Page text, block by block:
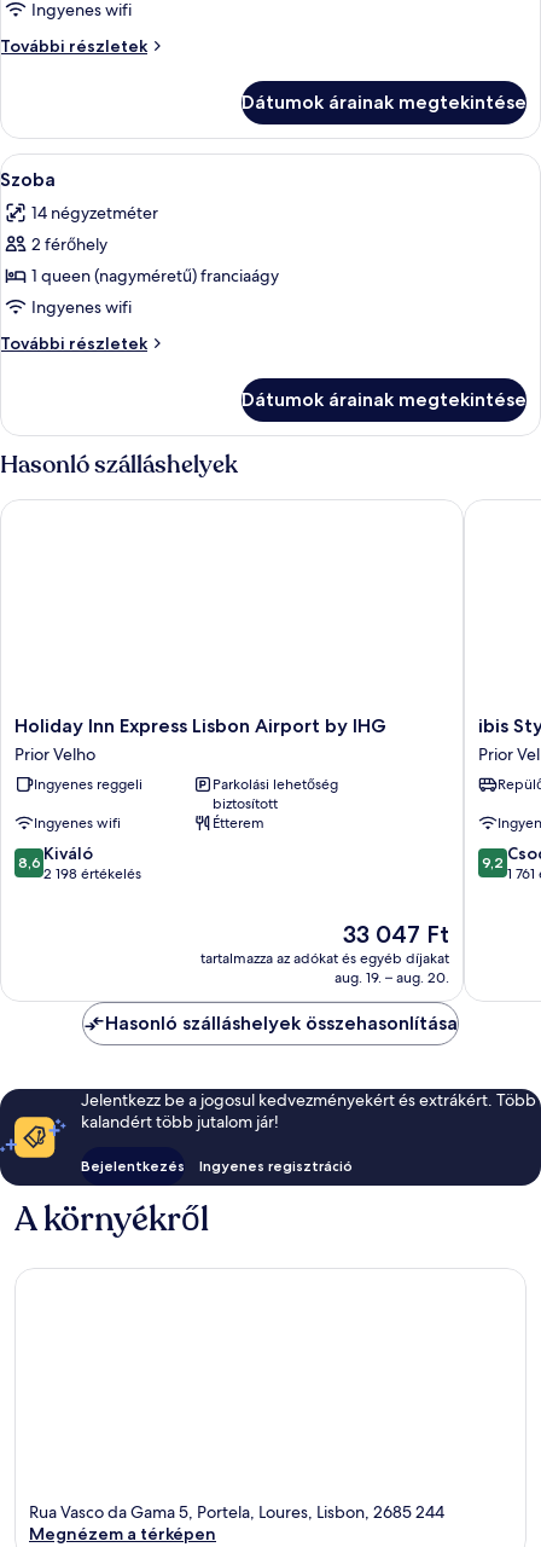
megtekintése:
Szoba
Ingyenes wifi
További részletek
Szoba
Dátumok árainak megtekintése
A
következő
szoba
összes
képének
megtekintése:
Szoba
Minibár, széf a szobában,
2
Szoba
14 négyzetméter
2 férőhely
1 queen (nagyméretű) franciaágy
Ingyenes wifi
További részletek
Szoba
Dátumok árainak megtekintése
Hasonló szálláshelyek
Holiday
Inn
Express
Lisbon
by
IHG
Prior
Holiday Inn Express Lisbon Airport by IHG
Prior Velho
Ingyenes reggeli
Parkolási lehetőség
biztosított
Ingyenes wifi
Étterem
8.6
ennyiből:
8,6 Kiváló
2 198 értékelés
Az
ár
33 047 Ft
33 047 Ft
tartalmazza az adókat és egyéb díjakat
aug. 19. – aug. 20.
Holiday Inn Express Lisbon Airport by IHG
ibis
Styles
Lisboa
Velho
ibis
Prior
9.2
9,2
1
ibis
Hasonló szálláshelyek összehasonlítása
Jelentkezz be a jogosul kedvezményekért és extrákért. Több
kalandért több jutalom jár!
Bejelentkezés Ingyenes regisztráció
A környékről
Rua Vasco da Gama 5, Portela, Loures, Lisbon, 2685 244
Megnézem a térképen